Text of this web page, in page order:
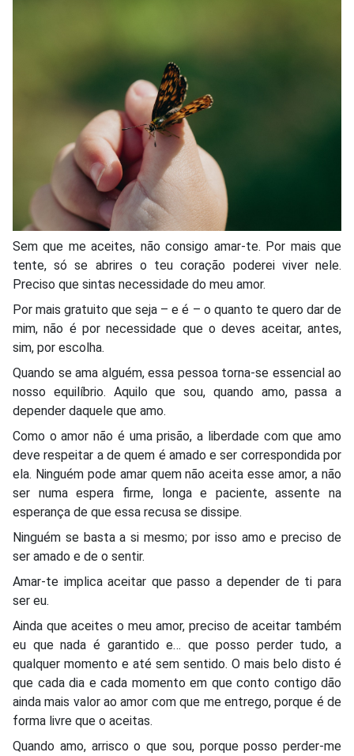
Sem que me aceites, não consigo amar-te. Por mais que
tente, só se abrires o teu coração poderei viver nele.
Preciso que sintas necessidade do meu amor.
Por mais gratuito que seja – e é – o quanto te quero dar de
mim, não é por necessidade que o deves aceitar, antes,
sim, por escolha.
Quando se ama alguém, essa pessoa torna-se essencial ao
nosso equilíbrio. Aquilo que sou, quando amo, passa a
depender daquele que amo.
Como o amor não é uma prisão, a liberdade com que amo
deve respeitar a de quem é amado e ser correspondida por
ela. Ninguém pode amar quem não aceita esse amor, a não
ser numa espera firme, longa e paciente, assente na
esperança de que essa recusa se dissipe.
Ninguém se basta a si mesmo; por isso amo e preciso de
ser amado e de o sentir.
Amar-te implica aceitar que passo a depender de ti para
ser eu.
Ainda que aceites o meu amor, preciso de aceitar também
eu que nada é garantido e… que posso perder tudo, a
qualquer momento e até sem sentido. O mais belo disto é
que cada dia e cada momento em que conto contigo dão
ainda mais valor ao amor com que me entrego, porque é de
forma livre que o aceitas.
Quando amo, arrisco o que sou, porque posso perder-me